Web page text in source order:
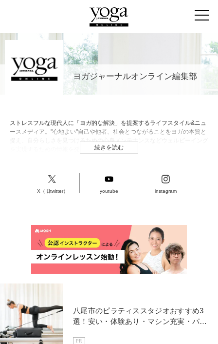
ヨガジャーナルオンライン編集部
ストレスフルな現代人に「ヨガ的な解決」を提案するライフスタイル&ニュ
ースメディア。"心地よい"自己や他者、社会とつながることをヨガの本質と
捉え、自分らしさを見つけるための心身メンテナンスなどウェルビーイング
続きを読む
X（旧twitter） youtube instagram
八尾市のピラティススタジオおすすめ3
選！安い・体験あり・マシン充実・パー
PR